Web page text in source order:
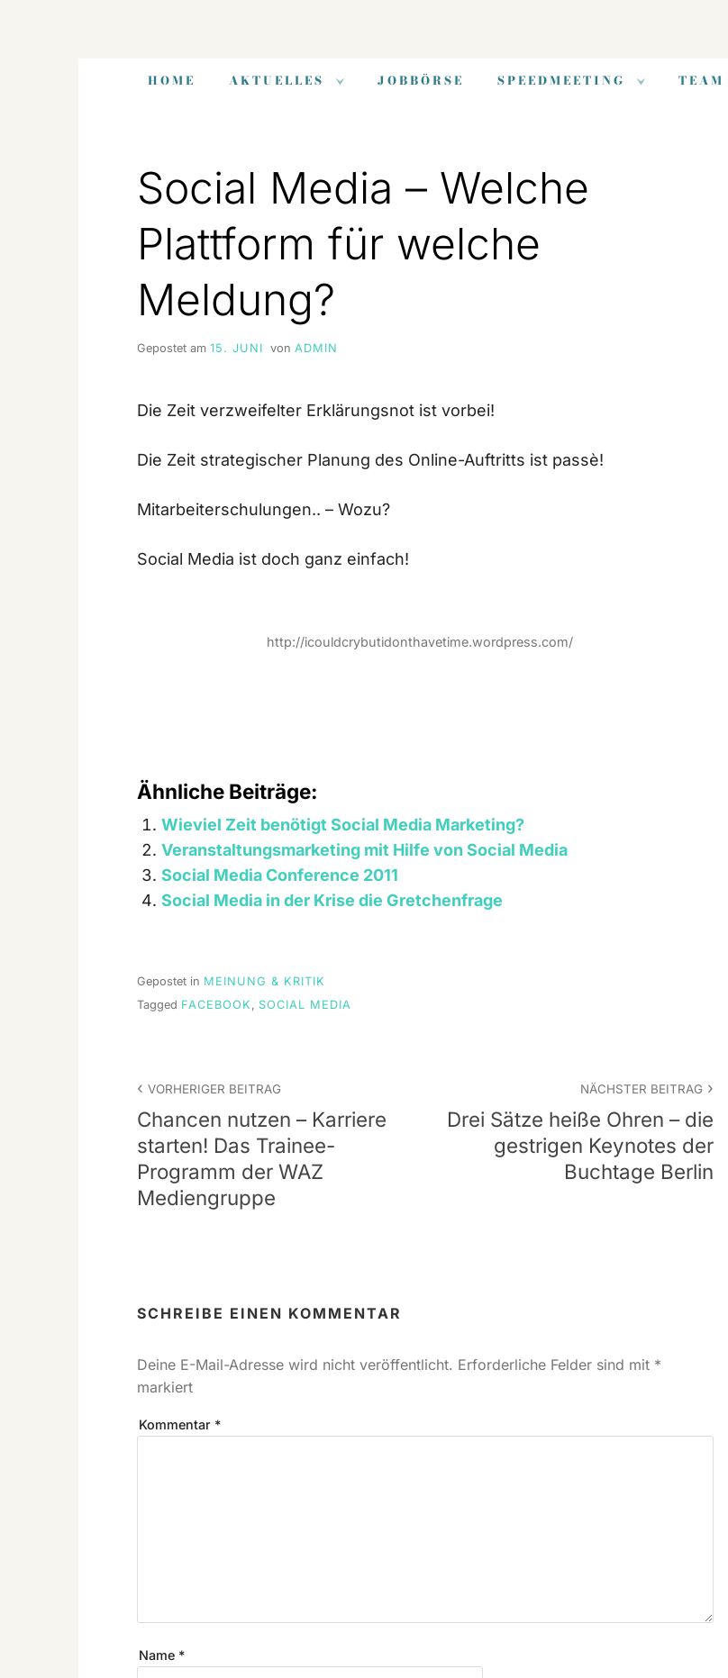
HOME AKTUELLES JOBBÖRSE SPEEDMEETING TEAM
Social Media – Welche
Plattform für welche
Meldung?
Gepostet am 15. JUNI von ADMIN
Die Zeit verzweifelter Erklärungsnot ist vorbei!
Die Zeit strategischer Planung des Online-Auftritts ist passè!
Mitarbeiterschulungen.. – Wozu?
Social Media ist doch ganz einfach!
http://icouldcrybutidonthavetime.wordpress.com/
Ähnliche Beiträge:
Wieviel Zeit benötigt Social Media Marketing?
Veranstaltungsmarketing mit Hilfe von Social Media
Social Media Conference 2011
Social Media in der Krise die Gretchenfrage
Gepostet in MEINUNG & KRITIK
Tagged FACEBOOK , SOCIAL MEDIA
Navigation
VORHERIGER BEITRAG
Chancen nutzen – Karriere
starten! Das Trainee-
Programm der WAZ
Mediengruppe
NÄCHSTER BEITRAG
Drei Sätze heiße Ohren – die
gestrigen Keynotes der
Buchtage Berlin
SCHREIBE EINEN KOMMENTAR
Deine E-Mail-Adresse wird nicht veröffentlicht. Erforderliche Felder sind mit *
markiert
Kommentar *
Name *